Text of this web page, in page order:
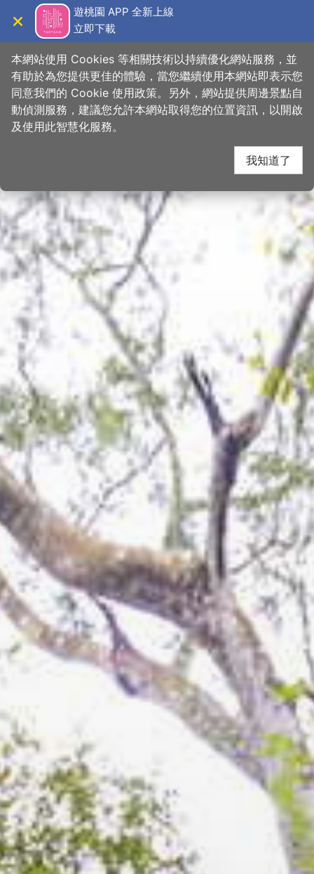
主
遊桃園 APP 全新上線
立即下載
桃園觀光導覽網
首頁 > 想去的地方 > 景點 > 景點搜尋
網友推推 關閉
【#今天去哪玩
探索百吉好味道😋 】
春暖花開最適合到林間森呼吸😇
北橫公路旁的
#百吉林蔭步道 是許多山友早晨運動的首選，除了親
民的綠林步道，附近還藏著在地好味道，以下周邊兩間小店，非常
推薦唷👍
#湳仔溝客家麵
每次經過總是客滿狀態，雖然表定營業時間到下午，但是賣完就會
提前休攤，爬完山正好可以去吃一碗😋
📍桃園市大溪區承恩路332號巷8號
#阿榮蔬菜甘蔗汁
地點相當隱密，一旁還真有甘蔗園，鮮榨的甘蔗汁喝起來跟外面好
不一樣！超推💯 回程一定要買一瓶帶回家分享給親友😊
📍桃園市大溪區承恩路583巷56-1號
▰只要hashtag#桃園旅遊 #樂遊桃園 #taoyuantravel 就有機會
在樂遊桃園FB、IG、微博及桃園觀光導覽網曝光！
#桃園健行 #探索北橫 #百吉休閒農業體驗區 #桃園景點 #臺7線
#taoyuancity #taiwantrip #picoftheday #타오위안
#と
うえん
#เถาหยวน
本網站使用 Cookies 等相關技術以持續優化網站服務，並
有助於為您提供更佳的體驗，當您繼續使用本網站即表示您
同意我們的 Cookie 使用政策。另外，網站提供周邊景點自
動偵測服務，建議您允許本網站取得您的位置資訊，以開啟
及使用此智慧化服務。
我知道了